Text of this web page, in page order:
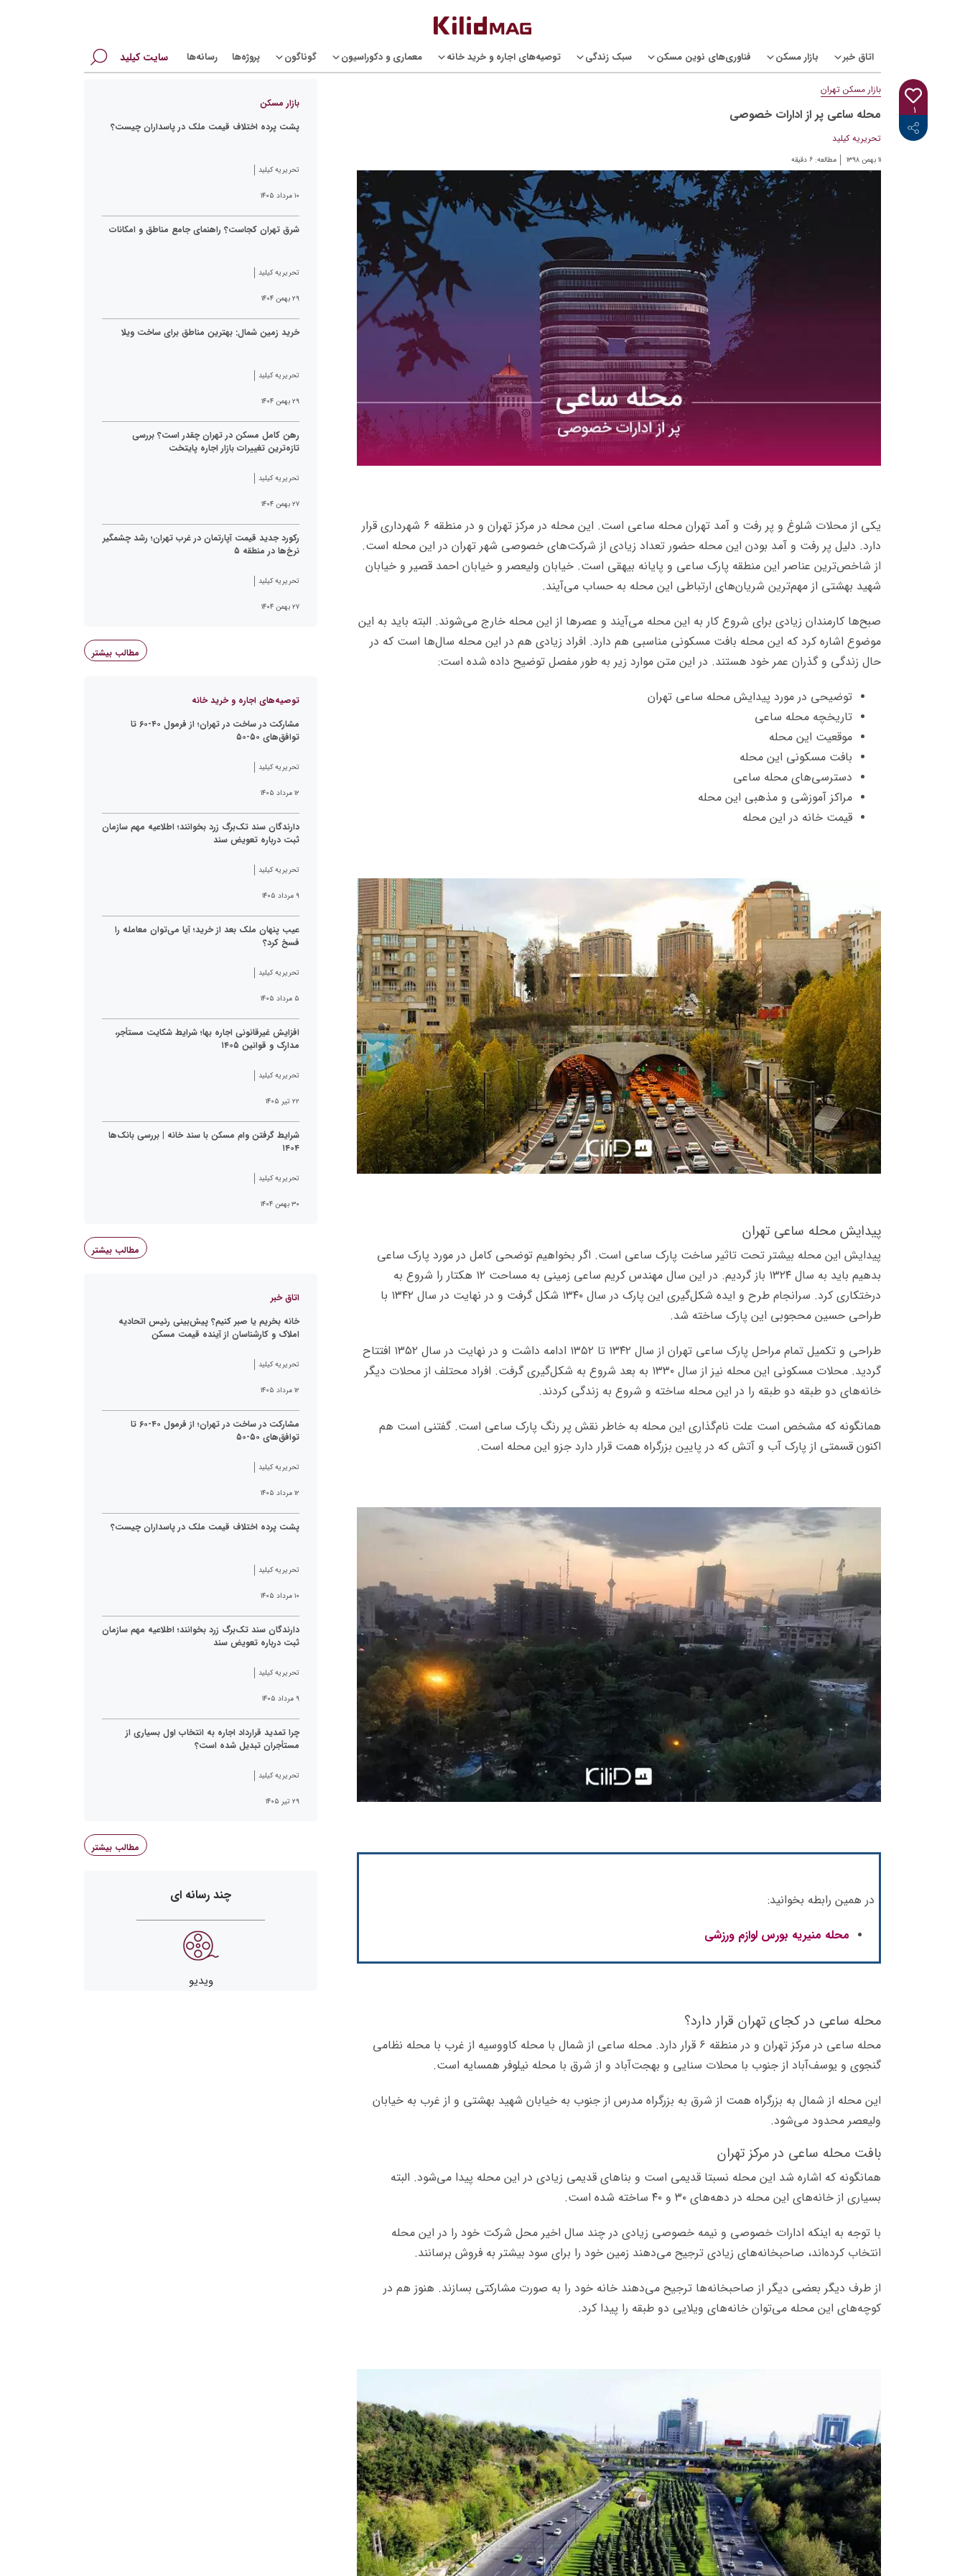
برای:
اتاق خبر بازار مسکن فناوری‌های نوین مسکن سبک زندگی توصیه‌های اجاره و خرید خانه معماری و دکوراسیون گوناگون پروژه‌ها رسانه‌ها سایت کیلید
۱
<i class="icon-twitter"></i>
<i class="icon-telegram-plane"></i>
<i class="icon-linkedin"></i>
بازار مسکن تهران
محله ساعی پر از ادارات خصوصی
تحریریه کیلید
۱۱ بهمن ۱۳۹۸ مطالعه: ۶ دقیقه
یکی از محلات شلوغ و پر رفت و آمد تهران محله ساعی است. این محله در مرکز تهران و در منطقه ۶ شهرداری قرار
دارد. دلیل پر رفت و آمد بودن این محله حضور تعداد زیادی از شرکت‌های خصوصی شهر تهران در این محله است.
از شاخص‌ترین عناصر این منطقه پارک ساعی و پایانه بیهقی است. خیابان ولیعصر و خیابان احمد قصیر و خیابان
شهید بهشتی از مهم‌ترین شریان‌های ارتباطی این محله به حساب می‌آیند.
صبح‌ها کارمندان زیادی برای شروع کار به این محله می‌آیند و عصرها از این محله خارج می‌شوند. البته باید به این
موضوع اشاره کرد که این محله بافت مسکونی مناسبی هم دارد. افراد زیادی هم در این محله سال‌ها است که در
حال زندگی و گذران عمر خود هستند. در این متن موارد زیر به طور مفصل توضیح داده شده است:
توضیحی در مورد پیدایش محله ساعی تهران
تاریخچه محله ساعی
موقعیت این محله
بافت مسکونی این محله
دسترسی‌های محله ساعی
مراکز آموزشی و مذهبی این محله
قیمت خانه در این محله
پیدایش محله ساعی تهران
پیدایش این محله بیشتر تحت تاثیر ساخت پارک ساعی است. اگر بخواهیم توضحی کامل در مورد پارک ساعی
بدهیم باید به سال ۱۳۲۴ باز گردیم. در این سال مهندس کریم ساعی زمینی به مساحت ۱۲ هکتار را شروع به
درختکاری کرد. سرانجام طرح و ایده شکل‌گیری این پارک در سال ۱۳۴۰ شکل گرفت و در نهایت در سال ۱۳۴۲ با
طراحی حسین محجوبی این پارک ساخته شد.
طراحی و تکمیل تمام مراحل پارک ساعی تهران از سال ۱۳۴۲ تا ۱۳۵۲ ادامه داشت و در نهایت در سال ۱۳۵۲ افتتاح
گردید. محلات مسکونی این محله نیز از سال ۱۳۳۰ به بعد شروع به شکل‌گیری گرفت. افراد محتلف از محلات دیگر
خانه‌های دو طبقه دو طبقه را در این محله ساخته و شروع به زندگی کردند.
همانگونه که مشخص است علت نام‌گذاری این محله به خاطر نقش پر رنگ پارک ساعی است. گفتنی است هم
اکنون قسمتی از پارک آب و آتش که در پایین بزرگراه همت قرار دارد جزو این محله است.
در همین رابطه بخوانید:
محله منیریه بورس لوازم ورزشی
محله ساعی در کجای تهران قرار دارد؟
محله ساعی در مرکز تهران و در منطقه ۶ قرار دارد. محله ساعی از شمال با محله کاووسیه از غرب با محله نظامی
گنجوی و یوسف‌آباد از جنوب با محلات سنایی و بهجت‌آباد و از شرق با محله نیلوفر همسایه است.
این محله از شمال به بزرگراه همت از شرق به بزرگراه مدرس از جنوب به خیابان شهید بهشتی و از غرب به خیابان
ولیعصر محدود می‌شود.
بافت محله ساعی در مرکز تهران
همانگونه که اشاره شد این محله نسبتا قدیمی است و بناهای قدیمی زیادی در این محله پیدا می‌شود. البته
بسیاری از خانه‌های این محله در دهه‌های ۳۰ و ۴۰ ساخته شده است.
با توجه به اینکه ادارات خصوصی و نیمه خصوصی زیادی در چند سال اخیر محل شرکت خود را در این محله
انتخاب کرده‌اند، صاحبخانه‌های زیادی ترجیح می‌دهند زمین خود را برای سود بیشتر به فروش برسانند.
از طرف دیگر بعضی دیگر از صاحبخانه‌ها ترجیح می‌دهند خانه خود را به صورت مشارکتی بسازند. هنوز هم در
کوچه‌های این محله می‌توان خانه‌های ویلایی دو طبقه را پیدا کرد.
بازار مسکن
پشت پرده اختلاف قیمت ملک در پاسداران چیست؟
تحریریه کیلید
۱۰ مرداد ۱۴۰۵
شرق تهران کجاست؟ راهنمای جامع مناطق و امکانات
تحریریه کیلید
۲۹ بهمن ۱۴۰۴
خرید زمین شمال: بهترین مناطق برای ساخت ویلا
تحریریه کیلید
۲۹ بهمن ۱۴۰۴
رهن کامل مسکن در تهران چقدر است؟ بررسی
تازه‌ترین تغییرات بازار اجاره پایتخت
تحریریه کیلید
۲۷ بهمن ۱۴۰۴
رکورد جدید قیمت آپارتمان در غرب تهران؛ رشد چشمگیر
نرخ‌ها در منطقه ۵
تحریریه کیلید
۲۷ بهمن ۱۴۰۴
مطالب بیشتر
توصیه‌های اجاره و خرید خانه
مشارکت در ساخت در تهران؛ از فرمول ۴۰-۶۰ تا
توافق‌های ۵۰-۵۰
تحریریه کیلید
۱۲ مرداد ۱۴۰۵
دارندگان سند تک‌برگ زرد بخوانند؛ اطلاعیه مهم سازمان
ثبت درباره تعویض سند
تحریریه کیلید
۹ مرداد ۱۴۰۵
عیب پنهان ملک بعد از خرید؛ آیا می‌توان معامله را
فسخ کرد؟
تحریریه کیلید
۵ مرداد ۱۴۰۵
افزایش غیرقانونی اجاره بها؛ شرایط شکایت مستأجر،
مدارک و قوانین ۱۴۰۵
تحریریه کیلید
۲۲ تیر ۱۴۰۵
شرایط گرفتن وام مسکن با سند خانه | بررسی بانک‌ها
۱۴۰۴
تحریریه کیلید
۳۰ بهمن ۱۴۰۴
مطالب بیشتر
اتاق خبر
خانه بخریم یا صبر کنیم؟ پیش‌بینی رئیس اتحادیه
املاک و کارشناسان از آینده قیمت مسکن
تحریریه کیلید
۱۲ مرداد ۱۴۰۵
مشارکت در ساخت در تهران؛ از فرمول ۴۰-۶۰ تا
توافق‌های ۵۰-۵۰
تحریریه کیلید
۱۲ مرداد ۱۴۰۵
پشت پرده اختلاف قیمت ملک در پاسداران چیست؟
تحریریه کیلید
۱۰ مرداد ۱۴۰۵
دارندگان سند تک‌برگ زرد بخوانند؛ اطلاعیه مهم سازمان
ثبت درباره تعویض سند
تحریریه کیلید
۹ مرداد ۱۴۰۵
چرا تمدید قرارداد اجاره به انتخاب اول بسیاری از
مستأجران تبدیل شده است؟
تحریریه کیلید
۲۹ تیر ۱۴۰۵
مطالب بیشتر
چند رسانه ای
ویدیو